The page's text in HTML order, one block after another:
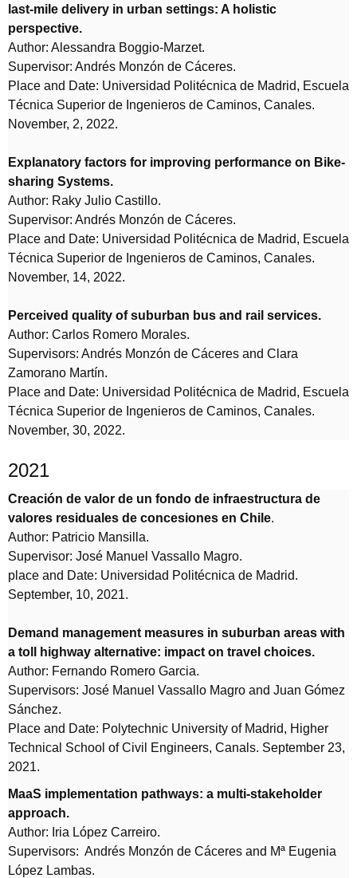
last-mile delivery in urban settings: A holistic
perspective.
Author: Alessandra Boggio-Marzet.
Supervisor: Andrés Monzón de Cáceres.
Place and Date: Universidad Politécnica de Madrid, Escuela
Técnica Superior de Ingenieros de Caminos, Canales.
November, 2, 2022.
Explanatory factors for improving performance on Bike-
sharing Systems.
Author: Raky Julio Castillo.
Supervisor: Andrés Monzón de Cáceres.
Place and Date: Universidad Politécnica de Madrid, Escuela
Técnica Superior de Ingenieros de Caminos, Canales.
November, 14, 2022.
Perceived quality of suburban bus and rail services.
Author: Carlos Romero Morales.
Supervisors: Andrés Monzón de Cáceres and Clara
Zamorano Martín.
Place and Date: Universidad Politécnica de Madrid, Escuela
Técnica Superior de Ingenieros de Caminos, Canales.
November, 30, 2022.
2021
Creación de valor de un fondo de infraestructura de
valores residuales de concesiones en Chile.
Author: Patricio Mansilla.
Supervisor: José Manuel Vassallo Magro.
place and Date: Universidad Politécnica de Madrid.
September, 10, 2021.
Demand management measures in suburban areas with
a toll highway alternative: impact on travel choices.
Author: Fernando Romero Garcia.
Supervisors: José Manuel Vassallo Magro and Juan Gómez
Sánchez.
Place and Date: Polytechnic University of Madrid, Higher
Technical School of Civil Engineers, Canals. September 23,
2021.
MaaS implementation pathways: a multi-stakeholder
approach.
Author: Iria López Carreiro.
Supervisors: Andrés Monzón de Cáceres and Mª Eugenia
López Lambas.